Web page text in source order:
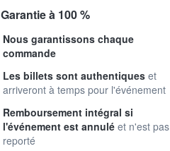
Garantie à 100 %
Nous garantissons chaque
commande
Les billets sont authentiques et
arriveront à temps pour l'événement
Remboursement intégral si
l'événement est annulé et n'est pas
reporté